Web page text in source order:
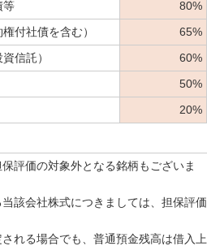
等
80%
付社債を含む）
65%
信託）
60%
50%
20%
評価の対象外となる銘柄もございま
該会社株式につきましては、担保評価
れる場合でも、普通預金残高は借入上